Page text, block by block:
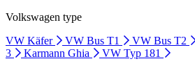
Volkswagen type
VW Käfer
VW Bus T1 VW Bus T2
3
Karmann Ghia VW Typ 181